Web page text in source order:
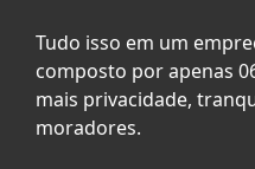
Tudo isso em um
composto por apenas
mais privacidade,
moradores.